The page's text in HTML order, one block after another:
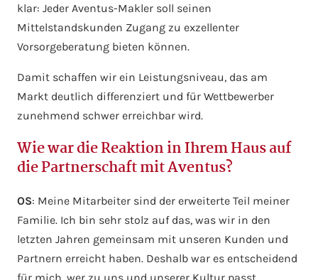
klar: Jeder Aventus-Makler soll seinen
Mittelstandskunden Zugang zu exzellenter
Vorsorgeberatung bieten können.
Damit schaffen wir ein Leistungsniveau, das am
Markt deutlich differenziert und für Wettbewerber
zunehmend schwer erreichbar wird.
Wie war die Reaktion in Ihrem Haus auf
die Partnerschaft mit Aventus?
OS: Meine Mitarbeiter sind der erweiterte Teil meiner
Familie. Ich bin sehr stolz auf das, was wir in den
letzten Jahren gemeinsam mit unseren Kunden und
Partnern erreicht haben. Deshalb war es entscheidend